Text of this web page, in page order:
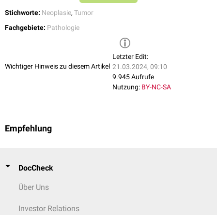
Stichworte: Neoplasie, Tumor
Fachgebiete: Pathologie
Wichtiger Hinweis zu diesem Artikel
Letzter Edit:
21.03.2024, 09:10
9.945 Aufrufe
Nutzung: BY-NC-SA
Empfehlung
DocCheck
Über Uns
Investor Relations